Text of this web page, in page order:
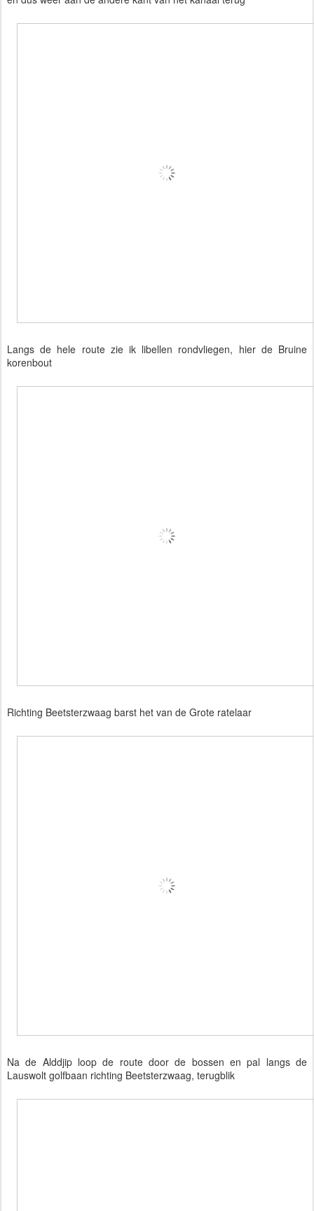
Langs de hele route zie ik libellen rondvliegen, hier de Bruine
korenbout
Richting Beetsterzwaag barst het van de Grote ratelaar
Na de Alddjip loop de route door de bossen en pal langs de
Lauswolt golfbaan richting Beetsterzwaag, terugblik